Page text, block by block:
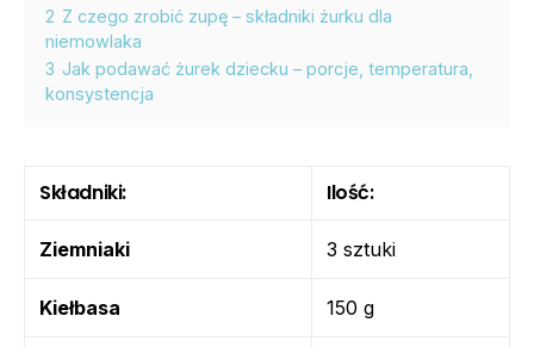
2 Z czego zrobić zupę – składniki żurku dla
niemowlaka
3 Jak podawać żurek dziecku – porcje, temperatura,
konsystencja
Składniki: Ilość:
Ziemniaki 3 sztuki
Kiełbasa 150 g